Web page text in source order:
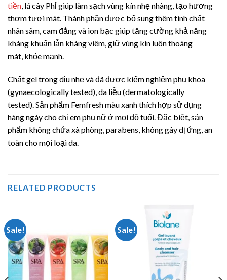
tiền, lá cây Phỉ giúp làm sạch vùng kín nhẹ nhàng, tạo hương
thơm tươi mát. Thành phần được bổ sung thêm tinh chất
nhân sâm, cam đắng và ion bạc giúp tăng cường khả năng
kháng khuẩn lẫn kháng viêm, giữ vùng kín luôn thoáng
mát, khỏe mạnh.
Chất gel trong dịu nhẹ và đã được kiểm nghiệm phụ khoa
(gynaecologically tested), da liễu (dermatologically
tested). Sản phẩm Femfresh màu xanh thích hợp sử dụng
hàng ngày cho chị em phụ nữ ở mọi độ tuổi. Đặc biệt, sản
phẩm không chứa xà phòng, parabens, không gây dị ứng, an
toàn cho mọi loại da.
RELATED PRODUCTS
Sale! Sale!